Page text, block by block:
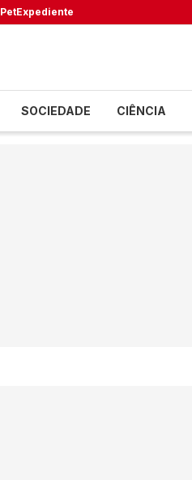
PetExpediente
SOCIEDADE CIÊNCIA